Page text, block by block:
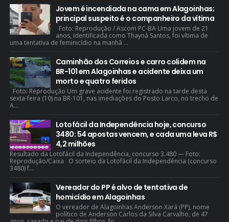
Jovem é incendiada na cama em Alagoinhas;
principal suspeito é o companheiro da vítima
Foto: Reprodução / Ascom PC-BA Uma jovem de 21
anos, identificada como Thayná Santos, foi vítima de
uma tentativa de feminicídio na manhã ...
Caminhão dos Correios e carro colidem na
BR-101 em Alagoinhas e acidente deixa um
morto e quatro feridos
Foto: Reprodução Um grave acidente foi registrado na tarde desta
sexta-feira (10) na BR-101, nas imediações do Posto Larco, no trecho de
A...
Lotofácil da Independência hoje, concurso
3480: 54 apostas vencem, e cada uma leva R$
4,2 milhões
Resultado da Lotofácil da Independência, concurso 3.480 — Foto:
Reprodução/Caixa O sorteio da Lotofácil da Independência (concurso
3480) f...
Vereador do PP é alvo de tentativa de
homicídio em Alagoinhas
O vereador de Alagoinhas Anderson Xará (PP), nome
político de Anderson Carlos da Silva Carvalho, de 47